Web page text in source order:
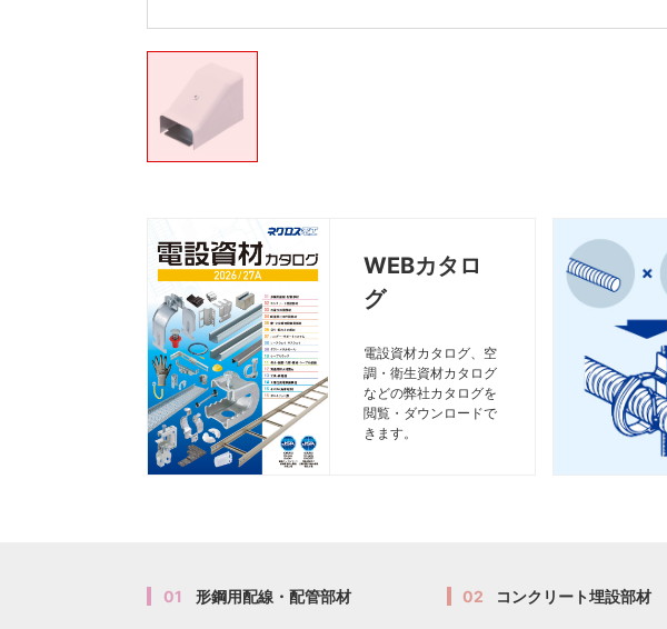
WEBカタロ
グ
電設資材カタログ、空
調・衛生資材カタログ
などの弊社カタログを
閲覧・ダウンロードで
きます。
01 形鋼用配線・配管部材 02 コンクリート埋設部材